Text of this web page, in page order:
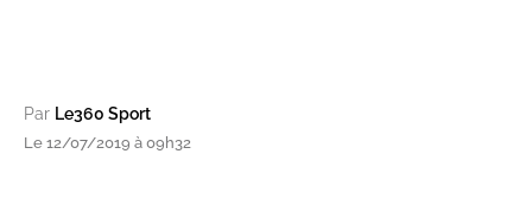
Par Le360 Sport
Le 12/07/2019 à 09h32